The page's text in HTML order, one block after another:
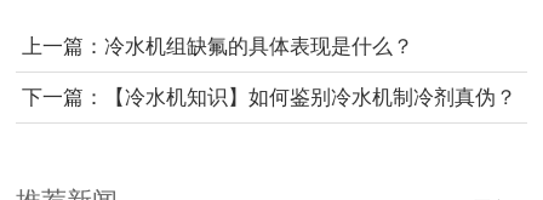
上一篇：冷水机组缺氟的具体表现是什么？
下一篇：【冷水机知识】如何鉴别冷水机制冷剂真伪？